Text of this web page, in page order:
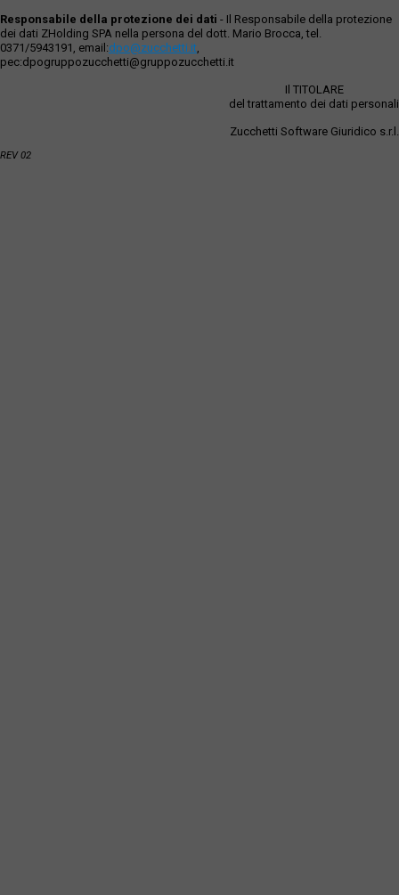
Responsabile della protezione dei dati - Il Responsabile della protezione
dei dati ZHolding SPA nella persona del dott. Mario Brocca, tel.
0371/5943191, email:dpo@zucchetti.it,
pec:dpogruppozucchetti@gruppozucchetti.it
Il TITOLARE
del trattamento dei dati personali
Zucchetti Software Giuridico s.r.l.
REV 02